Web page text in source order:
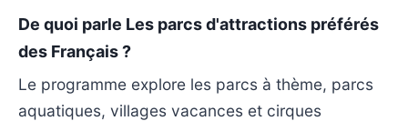
De quoi parle Les parcs d'attractions préférés
des Français ?
Le programme explore les parcs à thème, parcs
aquatiques, villages vacances et cirques